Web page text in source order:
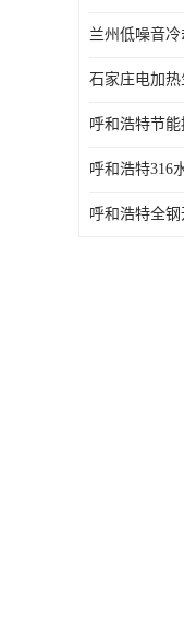
兰州低噪音
石家庄电加热
呼和浩特节
呼和浩特316